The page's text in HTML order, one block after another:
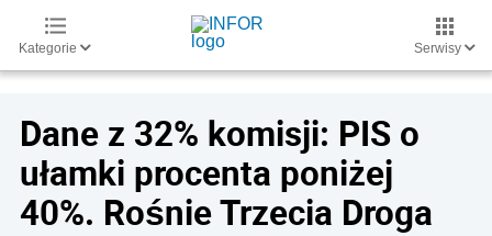
Kategorie Serwisy
Dane z 32% komisji: PIS o
ułamki procenta poniżej
40%. Rośnie Trzecia Droga